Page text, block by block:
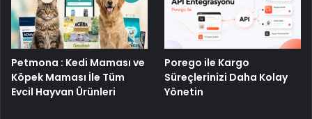
Petmona : Kedi Maması ve
Köpek Maması İle Tüm
Evcil Hayvan Ürünleri
Porego ile Kargo
Süreçlerinizi Daha Kolay
Yönetin